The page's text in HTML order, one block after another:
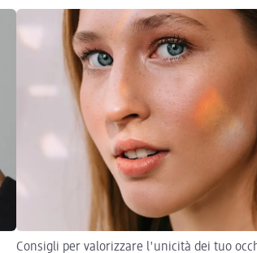
Consigli per valorizzare l'unicità dei tuo